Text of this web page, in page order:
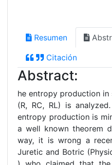
Resumen
Citación
Abstract:
he entropy production
(R, RC, RL) is
entropy production is
a well known theorem
way, it is wrong a
Juretic and Botric